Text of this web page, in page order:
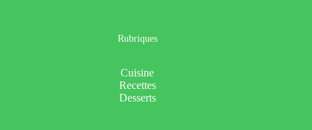
Rubriques
Cuisine
Recettes
Desserts